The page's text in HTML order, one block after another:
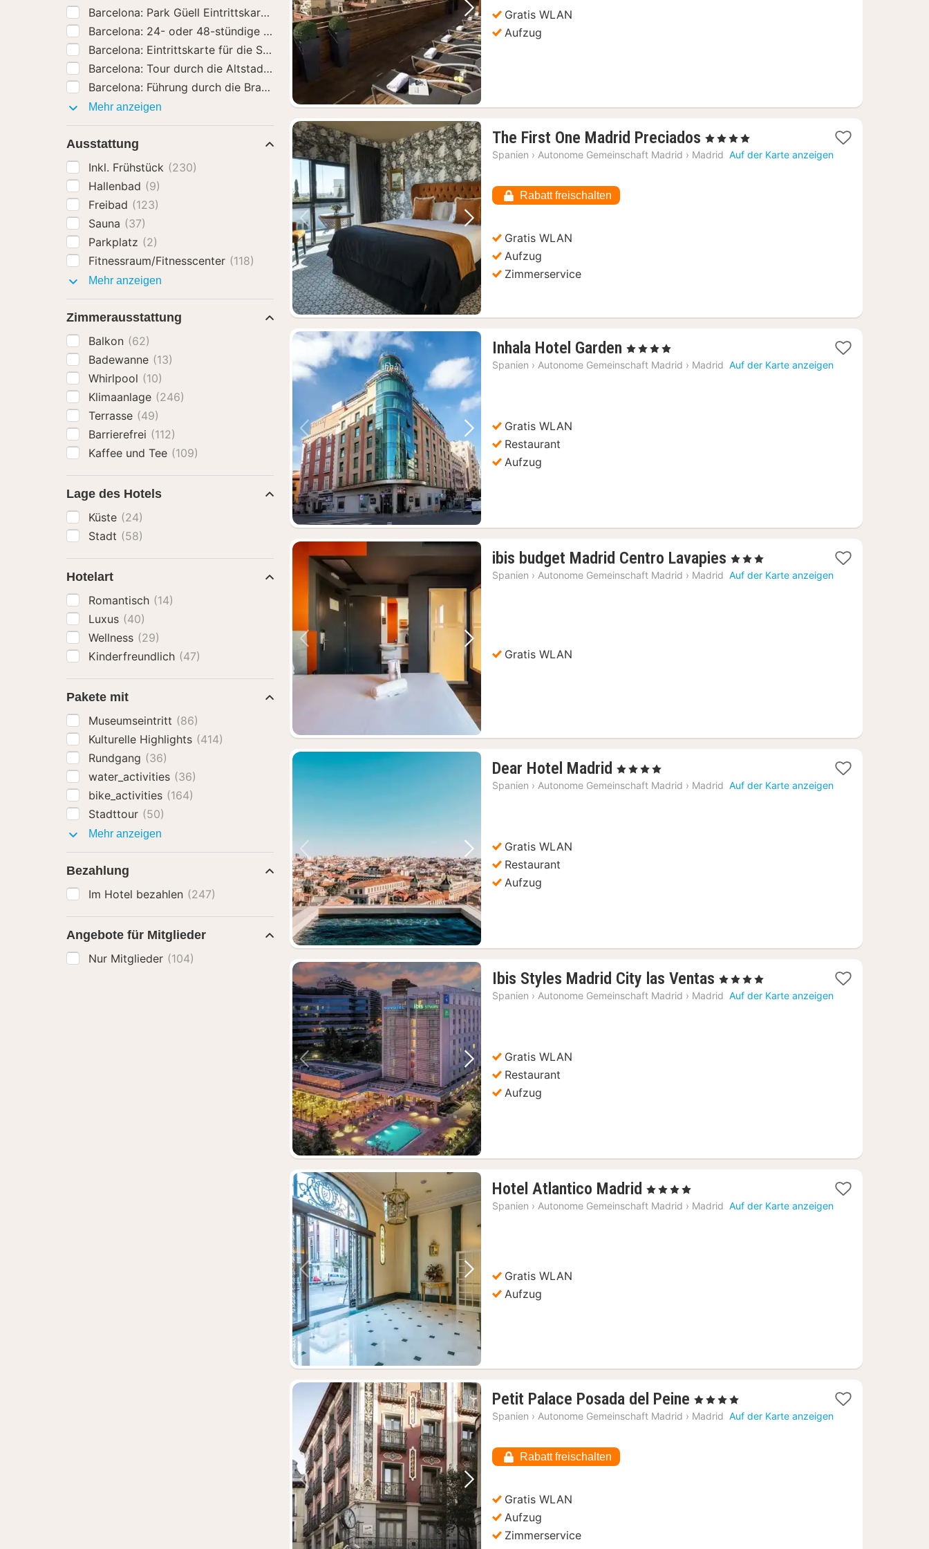
Vorheriges Bild Nächstes Bild
Gratis WLAN
Aufzug
Vorheriges Bild Nächstes Bild
The First One Madrid Preciados 1
Nacht
, 4 Sterne
Spanien › Autonome Gemeinschaft Madrid › Madrid Auf der Karte anzeigen
Rabatt freischalten
Gratis WLAN
Aufzug
Zimmerservice
Vorheriges Bild Nächstes Bild
Inhala Hotel Garden 1
Nacht
, 4 Sterne
Spanien › Autonome Gemeinschaft Madrid › Madrid Auf der Karte anzeigen
Gratis WLAN
Restaurant
Aufzug
Vorheriges Bild Nächstes Bild
ibis budget Madrid Centro Lavapies 1
Nacht
, 3 Sterne
Spanien › Autonome Gemeinschaft Madrid › Madrid Auf der Karte anzeigen
Gratis WLAN
Vorheriges Bild Nächstes Bild
Dear Hotel Madrid 1
Nacht
, 4 Sterne
Spanien › Autonome Gemeinschaft Madrid › Madrid Auf der Karte anzeigen
Gratis WLAN
Restaurant
Aufzug
Vorheriges Bild Nächstes Bild
Ibis Styles Madrid City las Ventas 1
Nacht
, 4 Sterne
Spanien › Autonome Gemeinschaft Madrid › Madrid Auf der Karte anzeigen
Gratis WLAN
Restaurant
Aufzug
Vorheriges Bild Nächstes Bild
Hotel Atlantico Madrid 1
Nacht
, 4 Sterne
Spanien › Autonome Gemeinschaft Madrid › Madrid Auf der Karte anzeigen
Gratis WLAN
Aufzug
Vorheriges Bild Nächstes Bild
Petit Palace Posada del Peine 1
Nacht
, 4 Sterne
Spanien › Autonome Gemeinschaft Madrid › Madrid Auf der Karte anzeigen
Rabatt freischalten
Gratis WLAN
Aufzug
Zimmerservice
Barcelona: Park Güell Eintrittskarte
(164)
Barcelona: 24- oder 48-stündige Hop-On/Hop-Off-Bustour
Barcelona: Eintrittskarte für die Sagrada Familia mit Audioguide(164)
Barcelona: Tour durch die Altstadt mit Tapas und Getränken
(164)
Barcelona: Führung durch die Brauerei Estrella Damm mit Verkostung(164)
Mehr anzeigen
Ausstattung
Inkl. Frühstück (230)
Hallenbad (9)
Freibad (123)
Sauna (37)
Parkplatz (2)
Fitnessraum/Fitnesscenter (118)
Mehr anzeigen
Zimmerausstattung
Balkon (62)
Badewanne (13)
Whirlpool (10)
Klimaanlage (246)
Terrasse (49)
Barrierefrei (112)
Kaffee und Tee (109)
Lage des Hotels
Küste (24)
Stadt (58)
Hotelart
Romantisch (14)
Luxus (40)
Wellness (29)
Kinderfreundlich (47)
Pakete mit
Museumseintritt (86)
Kulturelle Highlights (414)
Rundgang (36)
water_activities (36)
bike_activities (164)
Stadttour (50)
Mehr anzeigen
Bezahlung
Im Hotel bezahlen (247)
Angebote für Mitglieder
Nur Mitglieder (104)